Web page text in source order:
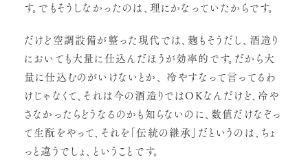
す。でもそうしなかったのは、理にかなっていたからです。
だけど空調設備が整った現代では、麹もそうだし、酒造り
においても大量に仕込んだほうが効率的です。だから大
量に仕込むのがいけないとか、 冷やすなって言ってるわ
けじゃなくて、それは今の酒造りではOKなんだけど、冷や
さなかったらどうなるのかも知らないのに、数値だけなぞっ
て生酛をやって、それを「伝統の継承」だというのは、ちょ
っと違うでしょ、ということです。